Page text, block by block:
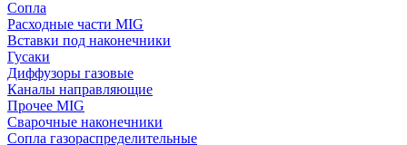
Сопла
Расходные части MIG
Вставки под наконечники
Гусаки
Диффузоры газовые
Каналы направляющие
Прочее MIG
Сварочные наконечники
Сопла газораспределительные